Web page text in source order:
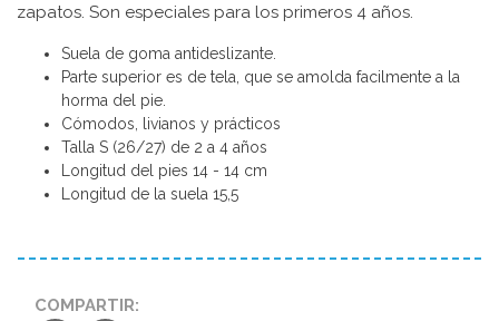
zapatos. Son especiales para los primeros 4 años.
Suela de goma antideslizante.
Parte superior es de tela, que se amolda facilmente a la
horma del pie.
Cómodos, livianos y prácticos
Talla S (26/27) de 2 a 4 años
Longitud del pies 14 - 14 cm
Longitud de la suela 15,5
COMPARTIR: